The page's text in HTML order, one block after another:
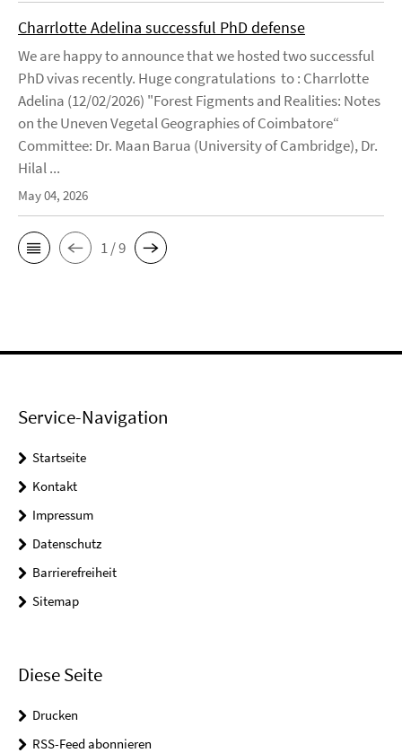
Charrlotte Adelina successful PhD defense
We are happy to announce that we hosted two successful
PhD vivas recently. Huge congratulations to : Charrlotte
Adelina (12/02/2026) "Forest Figments and Realities: Notes
on the Uneven Vegetal Geographies of Coimbatore“
Committee: Dr. Maan Barua (University of Cambridge), Dr.
Hilal ...
May 04, 2026
1 / 9
Service-Navigation
Startseite
Kontakt
Impressum
Datenschutz
Barrierefreiheit
Sitemap
Diese Seite
Drucken
RSS-Feed abonnieren